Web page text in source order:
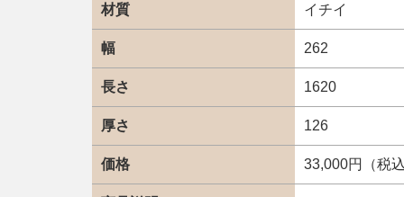
材質 イチイ
幅 262
長さ 1620
厚さ 126
価格 33,000円（税